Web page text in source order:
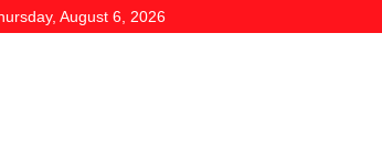
August 6, 2026